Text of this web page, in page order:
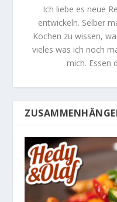
Ich liebe es neue
entwickeln. Selber
Kochen zu wissen,
vieles was ich noch
mich. Essen